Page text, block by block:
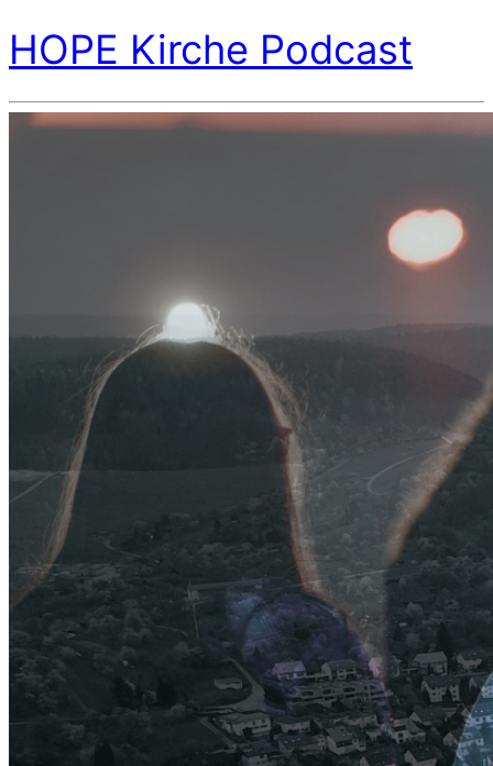
HOPE Kirche Podcast